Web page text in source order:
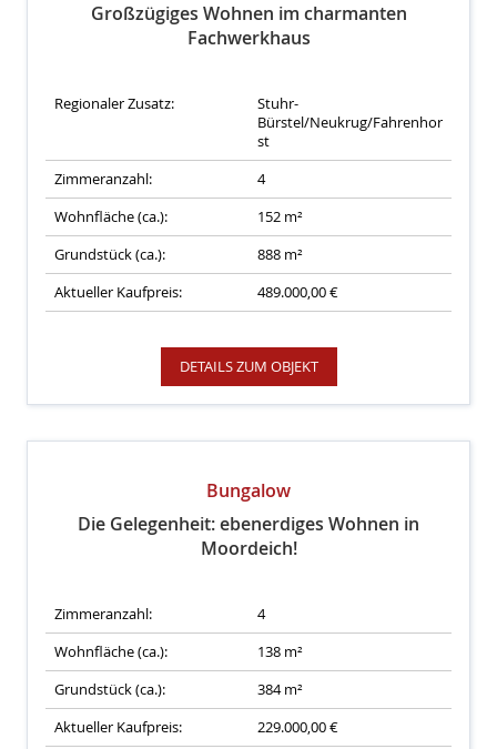
Großzügiges Wohnen im charmanten
Fachwerkhaus
Regionaler Zusatz:
Stuhr-
Bürstel/Neukrug/Fahrenhor
st
Zimmeranzahl:
4
Wohnfläche (ca.):
152 m²
Grundstück (ca.):
888 m²
Aktueller Kaufpreis:
489.000,00 €
DETAILS ZUM OBJEKT
Bungalow
Die Gelegenheit: ebenerdiges Wohnen in
Moordeich!
Zimmeranzahl:
4
Wohnfläche (ca.):
138 m²
Grundstück (ca.):
384 m²
Aktueller Kaufpreis:
229.000,00 €